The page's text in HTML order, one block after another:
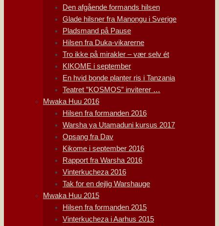
Den afgående formands hilsen
Glade hilsner fra Manongu i Sverige
Pladsmand på Pause
Hilsen fra Duka-vikarerne
Tro ikke på mirakler – vær selv ét
KIKOME i september
En hvid bonde planter ris i Tanzania
Teatret ”KOSMOS” inviterer …
Mwaka Huu 2016
Hilsen fra formanden 2016
Warsha ya Utamaduni kursus 2017
Opsang fra Dav
Kikome i september 2016
Rapport fra Warsha 2016
Vinterkucheza 2016
Tak for en dejlig Warshauge
Mwaka Huu 2015
Hilsen fra formanden 2015
Vinterkucheza i Aarhus 2015